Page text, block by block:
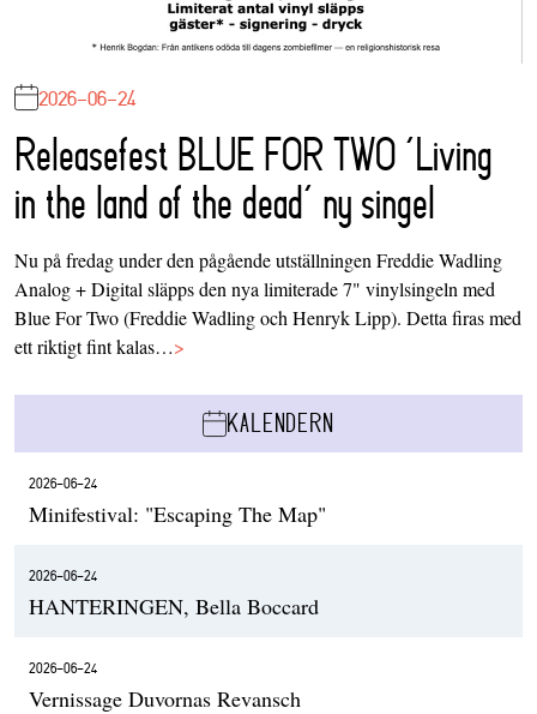
2026-06-24
Releasefest BLUE FOR TWO ‘Living
in the land of the dead’ ny singel
Nu på fredag under den pågående utställningen Freddie Wadling
Analog + Digital släpps den nya limiterade 7" vinylsingeln med
Blue For Two (Freddie Wadling och Henryk Lipp). Detta firas med
ett riktigt fint kalas…>
KALENDERN
2026-06-24
Minifestival: "Escaping The Map"
2026-06-24
HANTERINGEN, Bella Boccard
2026-06-24
Vernissage Duvornas Revansch